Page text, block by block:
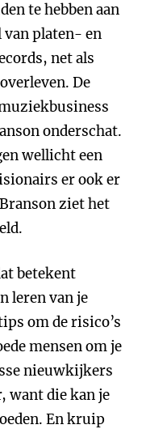
te hebben aan
van platen- en
net als
De
onderschat.
wellicht een
er ook er
ziet het
betekent
leren van je
om de risico’s
mensen om je
nieuwkijkers
want die kan je
En kruip